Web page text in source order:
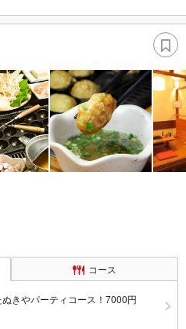
コース
きやパーティコース！7000円